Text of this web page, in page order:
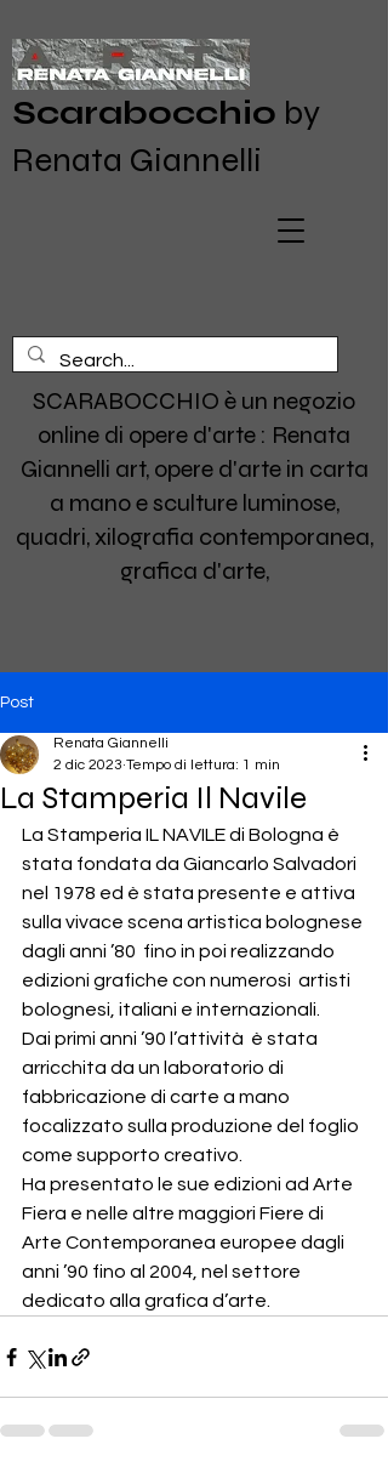
Scarabocchio by
Renata Giannelli
SCARABOCCHIO è un negozio
online di opere d'arte : Renata
Giannelli art, opere d'arte in carta
a mano e sculture luminose,
quadri, xilografia contemporanea,
grafica d'arte,
Post
La Stamperia Il Navile
Renata Giannelli
2 dic 2023 Tempo di lettura: 1 min
La Stamperia IL NAVILE di Bologna è
stata fondata da Giancarlo Salvadori
nel 1978 ed è stata presente e attiva
sulla vivace scena artistica bolognese
dagli anni ’80  fino in poi realizzando
edizioni grafiche con numerosi  artisti
bolognesi, italiani e internazionali.
Dai primi anni ’90 l’attività  è stata
arricchita da un laboratorio di
fabbricazione di carte a mano
focalizzato sulla produzione del foglio
come supporto creativo.
Ha presentato le sue edizioni ad Arte
Fiera e nelle altre maggiori Fiere di
Arte Contemporanea europee dagli
anni ’90 fino al 2004, nel settore
dedicato alla grafica d’arte.